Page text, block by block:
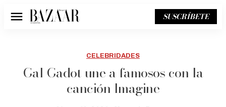
Menú SUSCRÍBETE
CELEBRIDADES
Gal Gadot une a famosos con la
canción Imagine